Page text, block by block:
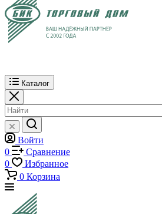
Каталог
Войти
0
Сравнение
0
Избранное
0 Корзина